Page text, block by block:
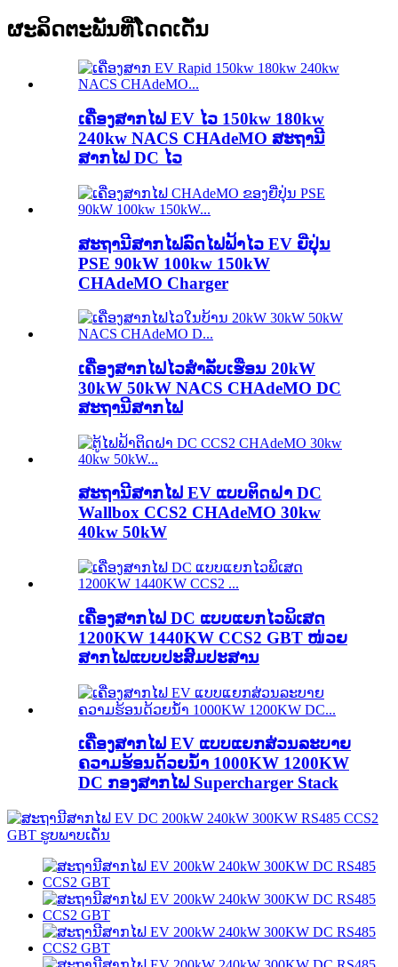
ຜະລິດຕະພັນທີ່ໂດດເດັ່ນ
ເຄື່ອງສາກໄຟ EV ໄວ 150kw 180kw
240kw NACS CHAdeMO ສະຖານີ
ສາກໄຟ DC ໄວ
ສະຖານີສາກໄຟລົດໄຟຟ້າໄວ EV ຍີ່ປຸ່ນ
PSE 90kW 100kw 150kW
CHAdeMO Charger
ເຄື່ອງສາກໄຟໄວສຳລັບເຮືອນ 20kW
30kW 50kW NACS CHAdeMO DC
ສະຖານີສາກໄຟ
ສະຖານີສາກໄຟ EV ແບບຕິດຝາ DC
Wallbox CCS2 CHAdeMO 30kw
40kw 50kW
ເຄື່ອງສາກໄຟ DC ແບບແຍກໄວພິເສດ
1200KW 1440KW CCS2 GBT ໜ່ວຍ
ສາກໄຟແບບປະສົມປະສານ
ເຄື່ອງສາກໄຟ EV ແບບແຍກສ່ວນລະບາຍ
ຄວາມຮ້ອນດ້ວຍນ້ຳ 1000KW 1200KW
DC ກອງສາກໄຟ Supercharger Stack